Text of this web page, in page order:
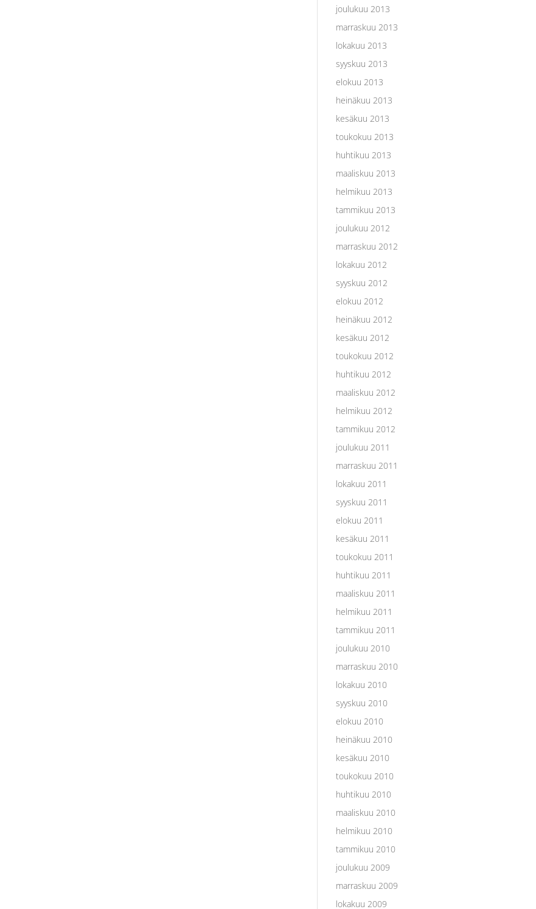
joulukuu 2013
marraskuu 2013
lokakuu 2013
syyskuu 2013
elokuu 2013
heinäkuu 2013
kesäkuu 2013
toukokuu 2013
huhtikuu 2013
maaliskuu 2013
helmikuu 2013
tammikuu 2013
joulukuu 2012
marraskuu 2012
lokakuu 2012
syyskuu 2012
elokuu 2012
heinäkuu 2012
kesäkuu 2012
toukokuu 2012
huhtikuu 2012
maaliskuu 2012
helmikuu 2012
tammikuu 2012
joulukuu 2011
marraskuu 2011
lokakuu 2011
syyskuu 2011
elokuu 2011
kesäkuu 2011
toukokuu 2011
huhtikuu 2011
maaliskuu 2011
helmikuu 2011
tammikuu 2011
joulukuu 2010
marraskuu 2010
lokakuu 2010
syyskuu 2010
elokuu 2010
heinäkuu 2010
kesäkuu 2010
toukokuu 2010
huhtikuu 2010
maaliskuu 2010
helmikuu 2010
tammikuu 2010
joulukuu 2009
marraskuu 2009
lokakuu 2009